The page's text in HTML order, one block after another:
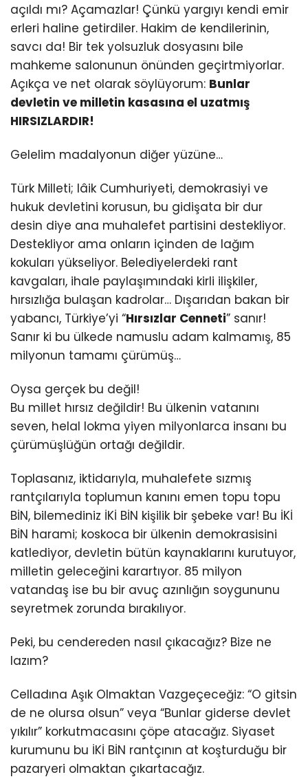
açıldı mı? Açamazlar! Çünkü yargıyı kendi emir
erleri haline getirdiler. Hakim de kendilerinin,
savcı da! Bir tek yolsuzluk dosyasını bile
mahkeme salonunun önünden geçirtmiyorlar.
Açıkça ve net olarak söylüyorum: Bunlar
devletin ve milletin kasasına el uzatmış
HIRSIZLARDIR!
Gelelim madalyonun diğer yüzüne…
Türk Milleti; lâik Cumhuriyeti, demokrasiyi ve
hukuk devletini korusun, bu gidişata bir dur
desin diye ana muhalefet partisini destekliyor.
Destekliyor ama onların içinden de lağım
kokuları yükseliyor. Belediyelerdeki rant
kavgaları, ihale paylaşımındaki kirli ilişkiler,
hırsızlığa bulaşan kadrolar… Dışarıdan bakan bir
yabancı, Türkiye’yi “Hırsızlar Cenneti” sanır!
Sanır ki bu ülkede namuslu adam kalmamış, 85
milyonun tamamı çürümüş…
Oysa gerçek bu değil!
Bu millet hırsız değildir! Bu ülkenin vatanını
seven, helal lokma yiyen milyonlarca insanı bu
çürümüşlüğün ortağı değildir.
Toplasanız, iktidarıyla, muhalefete sızmış
rantçılarıyla toplumun kanını emen topu topu
BİN, bilemediniz İKİ BİN kişilik bir şebeke var! Bu İKİ
BİN harami; koskoca bir ülkenin demokrasisini
katlediyor, devletin bütün kaynaklarını kurutuyor,
milletin geleceğini karartıyor. 85 milyon
vatandaş ise bu bir avuç azınlığın soygununu
seyretmek zorunda bırakılıyor.
Peki, bu cendereden nasıl çıkacağız? Bize ne
lazım?
Celladına Aşık Olmaktan Vazgeçeceğiz: “O gitsin
de ne olursa olsun” veya “Bunlar giderse devlet
yıkılır” korkutmacasını çöpe atacağız. Siyaset
kurumunu bu İKİ BİN rantçının at koşturduğu bir
pazaryeri olmaktan çıkartacağız.